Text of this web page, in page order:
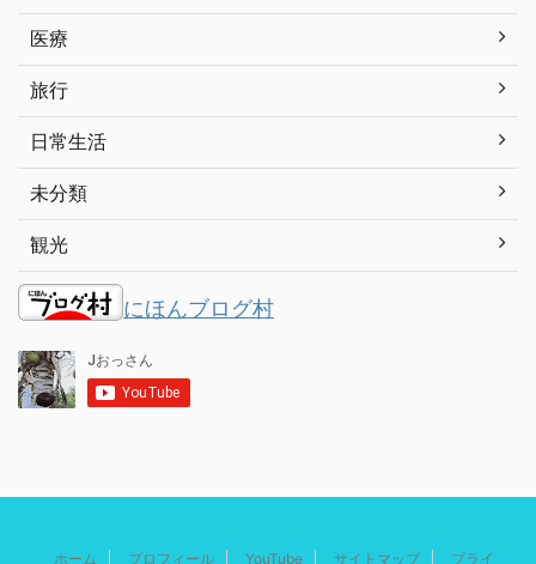
医療
旅行
日常生活
未分類
観光
にほんブログ村
ホーム プロフィール YouTube サイトマップ プライ